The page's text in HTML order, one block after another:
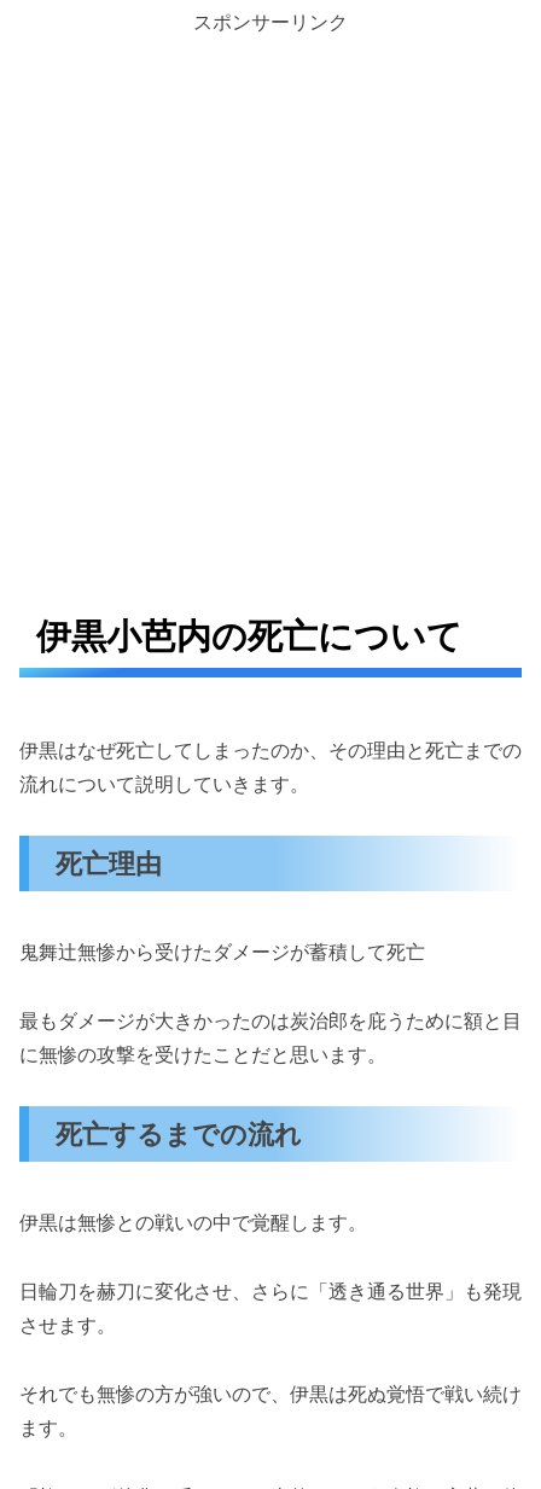
スポンサーリンク
伊黒小芭内の死亡について
伊黒はなぜ死亡してしまったのか、その理由と死亡までの
流れについて説明していきます。
死亡理由
鬼舞辻無惨から受けたダメージが蓄積して死亡
最もダメージが大きかったのは炭治郎を庇うために額と目
に無惨の攻撃を受けたことだと思います。
死亡するまでの流れ
伊黒は無惨との戦いの中で覚醒します。
日輪刀を赫刀に変化させ、さらに「透き通る世界」も発現
させます。
それでも無惨の方が強いので、伊黒は死ぬ覚悟で戦い続け
ます。